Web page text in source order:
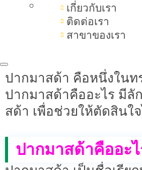
เกี่ยวกับเรา
ติดต่อเรา
สาขาของเรา
ในปัจจุบัน เทรนด์ทรงปาก
ดูอ่อนโยน หรือปากสา
ปากมาสด้า คือหนึ่งในท
ปากมาสด้าคืออะไร มีลั
สด้า เพื่อช่วยให้ตัดสินใ
ปากมาสด้าคืออะ